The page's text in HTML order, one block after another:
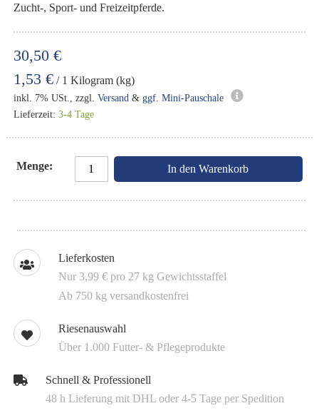
30,50 €
1,53 € / 1 Kilogram (kg)
inkl. 7% USt., zzgl.Versand &ggf. Mini-Pauschale
Lieferzeit:3-4 Tage
Menge In den Warenkorb
Zucht-, Sport- und Freizeitpferde.
Lieferkosten
Nur 3,99 € pro 27 kg Gewichtsstaffel
Ab 750 kg versandkostenfrei
Riesenauswahl
Über 1.000 Futter- & Pflegeprodukte
Schnell & Professionell
48 h Lieferung mit DHL oder 4-5 Tage per Spedition